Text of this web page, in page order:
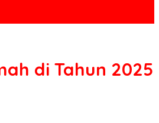
di Tahun 2025